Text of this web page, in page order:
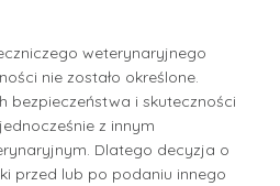
weterynaryjnego
nie zostało określone.
bezpieczeństwa i skuteczności
z innym
Dlatego decyzja o
przed lub po podaniu innego